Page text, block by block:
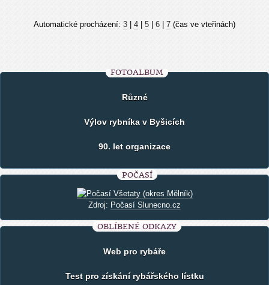
Automatické procházení: 3 4 5 6 7 (čas ve vteřinách)
FOTOALBUM
Různé
Výlov rybníka v Byšicích
90. let organizace
POČASÍ
Zdroj: Počasí Slunecno.cz
OBLÍBENÉ ODKAZY
Web pro rybáře
Test pro získání rybářského lístku